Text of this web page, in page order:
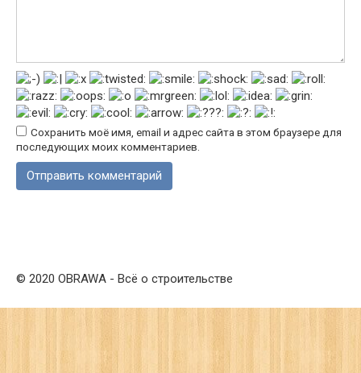
Сохранить моё имя, email и адрес сайта в этом браузере для
последующих моих комментариев.
© 2020 OBRAWA - Всё о строительстве